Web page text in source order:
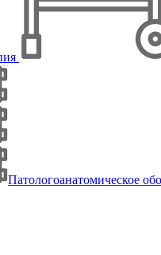
Патологоанатомическое